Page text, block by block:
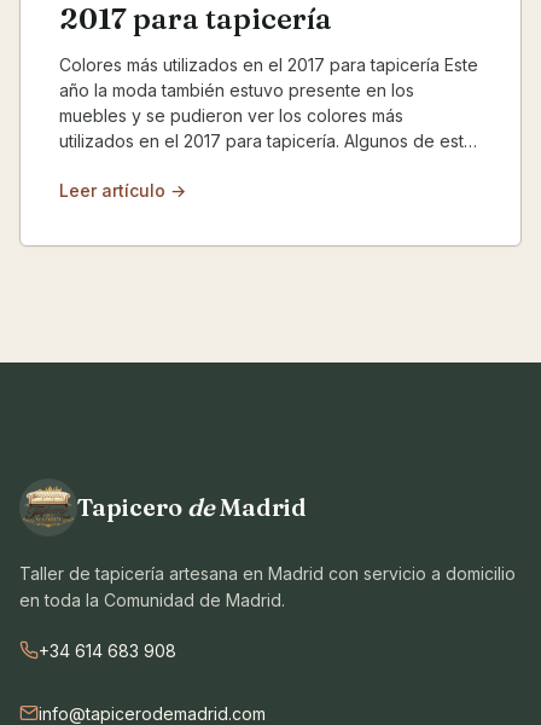
2017 para tapicería
Colores más utilizados en el 2017 para tapicería Este
año la moda también estuvo presente en los
muebles y se pudieron ver los colores más
utilizados en el 2017 para tapicería. Algunos de esta
Leer artículo →
Tapicero deMadrid
Taller de tapicería artesana en Madrid con servicio a domicilio
en toda la Comunidad de Madrid.
+34 614 683 908
info@tapicerodemadrid.com